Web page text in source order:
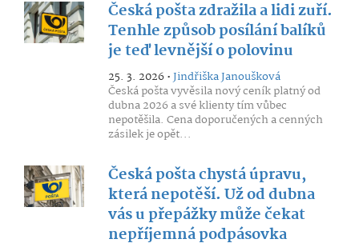
Česká pošta zdražila a lidi zuří.
Tenhle způsob posílání balíků
je teď levnější o polovinu
25. 3. 2026 •Jindřiška Janoušková
Česká pošta vyvěsila nový ceník platný od
dubna 2026 a své klienty tím vůbec
nepotěšila. Cena doporučených a cenných
zásilek je opět...
Česká pošta chystá úpravu,
která nepotěší. Už od dubna
vás u přepážky může čekat
nepříjemná podpásovka